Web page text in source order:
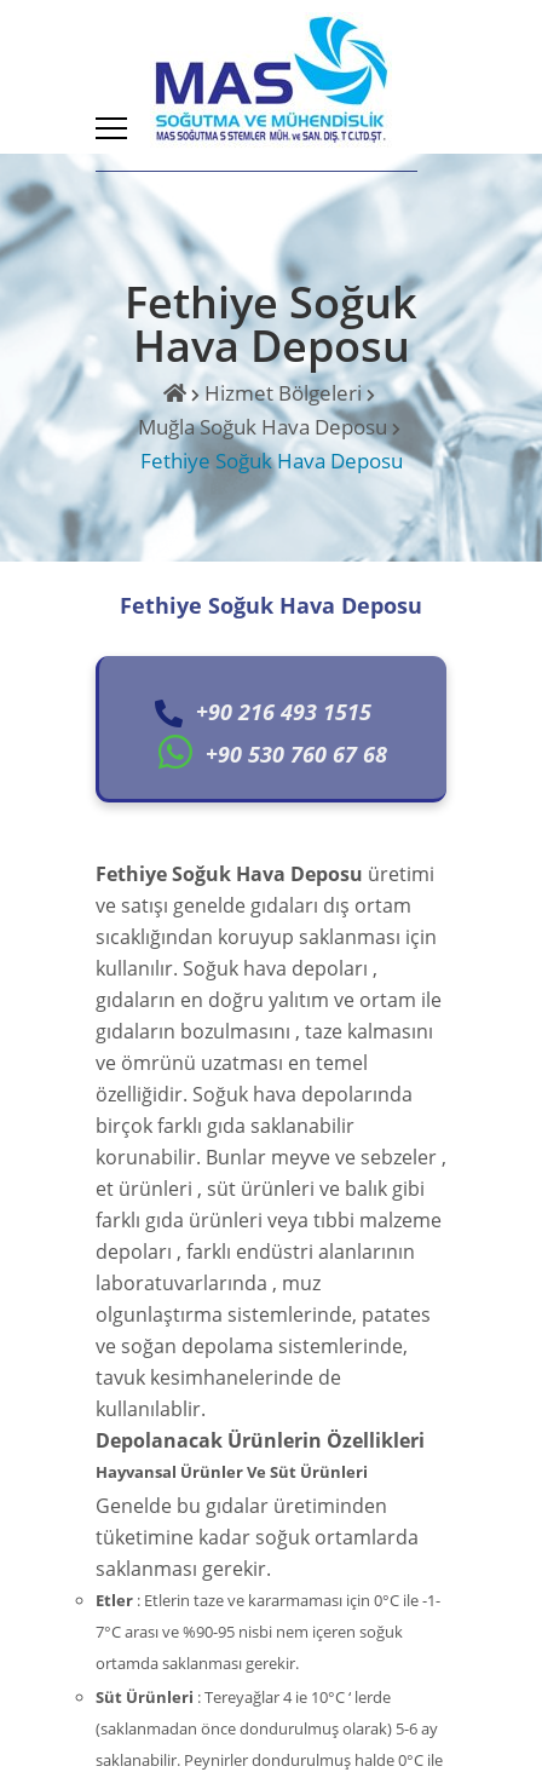
Fethiye Soğuk
Hava Deposu
Hizmet Bölgeleri
Muğla Soğuk Hava Deposu
Fethiye Soğuk Hava Deposu
Fethiye Soğuk Hava Deposu
+90 216 493 1515
+90 530 760 67 68
Fethiye Soğuk Hava Deposu üretimi
ve satışı genelde gıdaları dış ortam
sıcaklığından koruyup saklanması için
kullanılır. Soğuk hava depoları ,
gıdaların en doğru yalıtım ve ortam ile
gıdaların bozulmasını , taze kalmasını
ve ömrünü uzatması en temel
özelliğidir. Soğuk hava depolarında
birçok farklı gıda saklanabilir
korunabilir. Bunlar meyve ve sebzeler ,
et ürünleri , süt ürünleri ve balık gibi
farklı gıda ürünleri veya tıbbi malzeme
depoları , farklı endüstri alanlarının
laboratuvarlarında , muz
olgunlaştırma sistemlerinde, patates
ve soğan depolama sistemlerinde,
tavuk kesimhanelerinde de
kullanılablir.
Depolanacak Ürünlerin Özellikleri
Hayvansal Ürünler Ve Süt Ürünleri
Genelde bu gıdalar üretiminden
tüketimine kadar soğuk ortamlarda
saklanması gerekir.
Etler : Etlerin taze ve kararmaması için 0°C ile -1-
7°C arası ve %90-95 nisbi nem içeren soğuk
ortamda saklanması gerekir.
Süt Ürünleri : Tereyağlar 4 ie 10°C ‘ lerde
(saklanmadan önce dondurulmuş olarak) 5-6 ay
saklanabilir. Peynirler dondurulmuş halde 0°C ile